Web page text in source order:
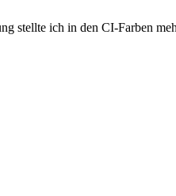
stellte ich in den CI-Farben